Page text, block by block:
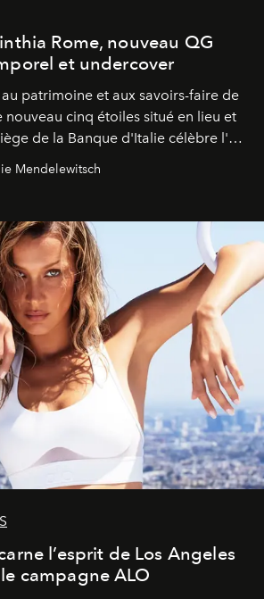
Rome, nouveau QG
et undercover
patrimoine et aux savoirs-faire de
nouveau cinq étoiles situé en lieu et
de la Banque d'Italie célèbre l'art
toute son élégance intemporelle.
Mendelewitsch
l’esprit de Los Angeles
campagne ALO